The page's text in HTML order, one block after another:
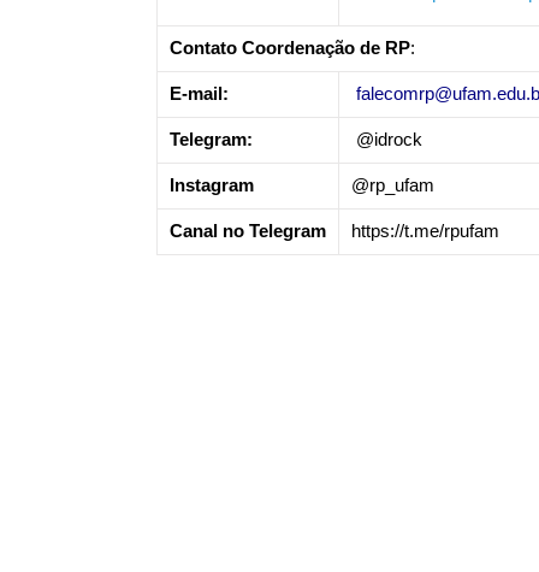
Contato Coordenação de RP:
E-mail:
Telegram: @idrock
Instagram @rp_ufam
Canal no Telegram https://t.me/rpufam